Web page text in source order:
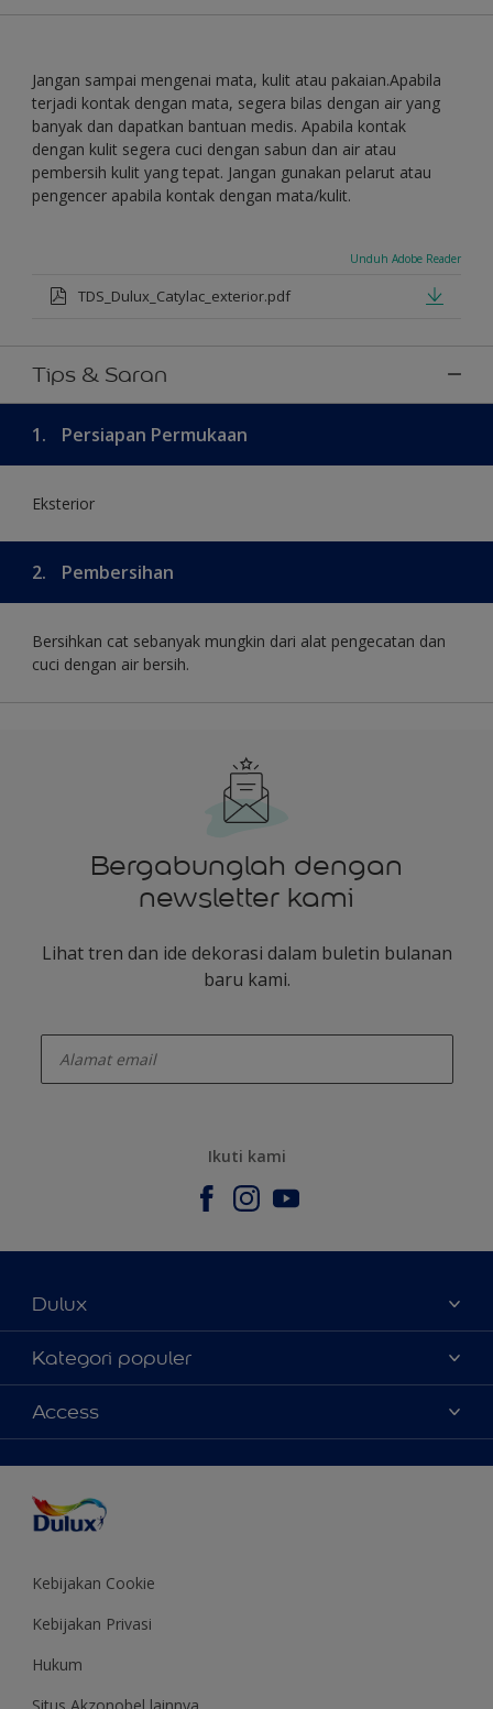
Jangan sampai mengenai mata, kulit atau pakaian.Apabila
terjadi kontak dengan mata, segera bilas dengan air yang
banyak dan dapatkan bantuan medis. Apabila kontak
dengan kulit segera cuci dengan sabun dan air atau
pembersih kulit yang tepat. Jangan gunakan pelarut atau
pengencer apabila kontak dengan mata/kulit.
Unduh Adobe Reader
TDS_Dulux_Catylac_exterior.pdf
Tips & Saran
1. Persiapan Permukaan
Eksterior
2. Pembersihan
Bersihkan cat sebanyak mungkin dari alat pengecatan dan
cuci dengan air bersih.
Bergabunglah dengan
newsletter kami
Lihat tren dan ide dekorasi dalam buletin bulanan
baru kami.
Ikuti kami
Dulux
Tentang Kami
Contact us
Temukan toko
Kategori populer
Warna
Produk
Inspirasi
Saran Mendekorasi
Colour of the Year
Access
Kebijakan Cookie
Kebijakan Privasi
Hukum
Situs Akzonobel lainnya